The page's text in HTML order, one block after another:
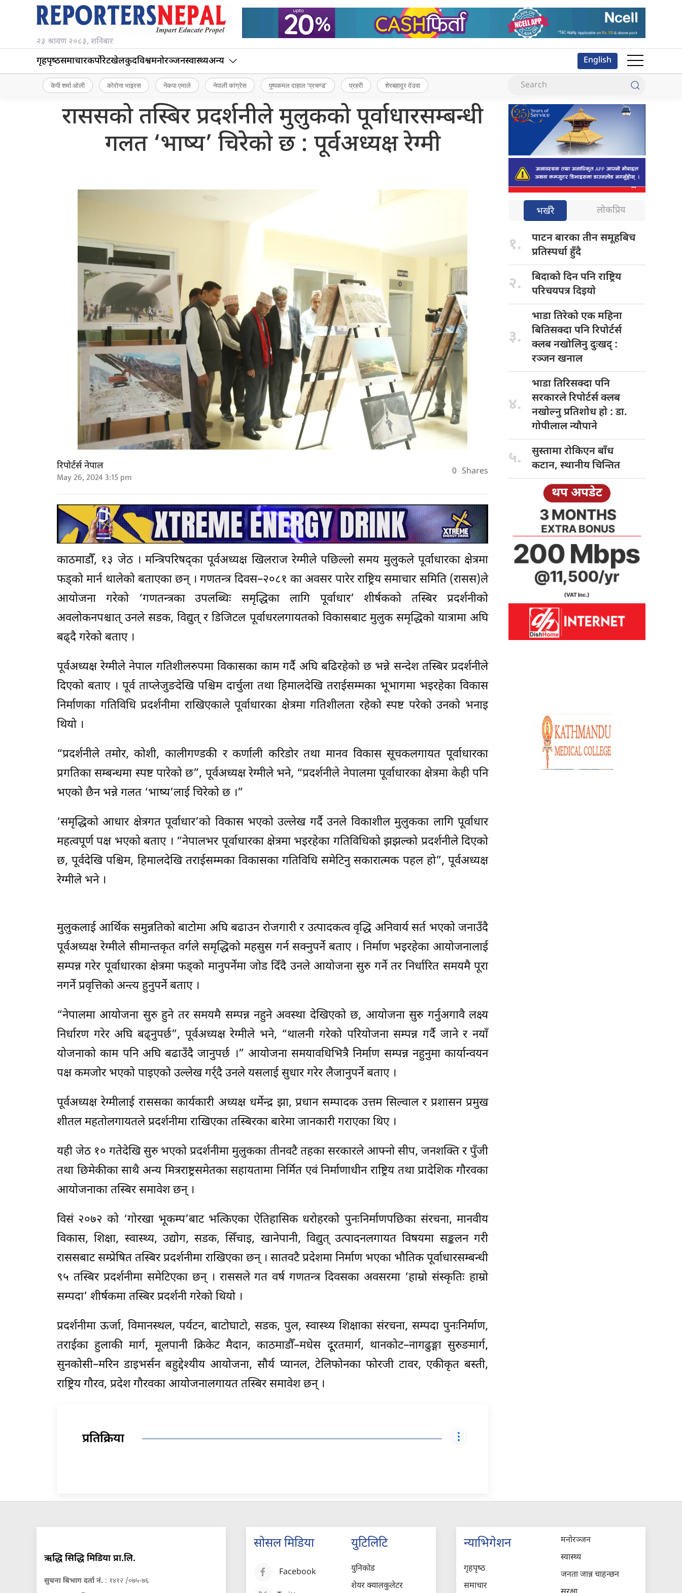
२३ श्रावण २०८३, शनिबार
गृहपृष्‍ठसमाचारकर्पोरेटखेलकुदविश्वमनोरञ्जनस्वास्थ्यअन्य English
केपी शर्मा ओली कोरोना भाइरस नेकपा एमाले नेपाली कांग्रेस पुष्पकमल दाहाल ‘प्रचण्ड’ प्रहरी शेरबहादुर देउवा
राससको तस्बिर प्रदर्शनीले मुलुकको पूर्वाधारसम्बन्धी
गलत ‘भाष्य’ चिरेको छ : पूर्वअध्यक्ष रेग्मी
रिपोर्टर्स नेपाल
May 26, 2024 3:15 pm 0 Shares
काठमाडौँ, १३ जेठ । मन्त्रिपरिषद्का पूर्वअध्यक्ष खिलराज रेग्मीले पछिल्लो समय मुलुकले पूर्वाधारका क्षेत्रमा
फड्को मार्न थालेको बताएका छन् । गणतन्त्र दिवस–२०८१ का अवसर पारेर राष्ट्रिय समाचार समिति (रासस)ले
आयोजना गरेको ‘गणतन्त्रका उपलब्धिः समृद्धिका लागि पूर्वाधार’ शीर्षकको तस्बिर प्रदर्शनीको
अवलोकनपश्चात् उनले सडक, विद्युत् र डिजिटल पूर्वाधरलगायतको विकासबाट मुलुक समृद्धिको यात्रामा अघि
बढ्दै गरेको बताए ।
पूर्वअध्यक्ष रेग्मीले नेपाल गतिशीलरुपमा विकासका काम गर्दै अघि बढिरहेको छ भन्ने सन्देश तस्बिर प्रदर्शनीले
दिएको बताए । पूर्व ताप्लेजुङदेखि पश्चिम दार्चुला तथा हिमालदेखि तराईसम्मका भूभागमा भइरहेका विकास
निर्माणका गतिविधि प्रदर्शनीमा राखिएकाले पूर्वाधारका क्षेत्रमा गतिशीलता रहेको स्पष्ट परेको उनको भनाइ
थियो ।
“प्रदर्शनीले तमोर, कोशी, कालीगण्डकी र कर्णाली करिडोर तथा मानव विकास सूचकलगायत पूर्वाधारका
प्रगतिका सम्बन्धमा स्पष्ट पारेको छ”, पूर्वअध्यक्ष रेग्मीले भने, “प्रदर्शनीले नेपालमा पूर्वाधारका क्षेत्रमा केही पनि
भएको छैन भन्ने गलत ‘भाष्य’लाई चिरेको छ ।”
‘समृद्धिको आधार क्षेत्रगत पूर्वाधार’को विकास भएको उल्लेख गर्दै उनले विकाशील मुलुकका लागि पूर्वाधार
महत्वपूर्ण पक्ष भएको बताए । “नेपालभर पूर्वाधारका क्षेत्रमा भइरहेका गतिविधिको झझल्को प्रदर्शनीले दिएको
छ, पूर्वदेखि पश्चिम, हिमालदेखि तराईसम्मका विकासका गतिविधि समेटिनु सकारात्मक पहल हो”, पूर्वअध्यक्ष
रेग्मीले भने ।
मुलुकलाई आर्थिक समुन्नतिको बाटोमा अघि बढाउन रोजगारी र उत्पादकत्व वृद्धि अनिवार्य सर्त भएको जनाउँदै
पूर्वअध्यक्ष रेग्मीले सीमान्तकृत वर्गले समृद्धिको महसुस गर्न सक्नुपर्ने बताए । निर्माण भइरहेका आयोजनालाई
सम्पन्न गरेर पूर्वाधारका क्षेत्रमा फड्को मानुपर्नेमा जोड दिँदै उनले आयोजना सुरु गर्ने तर निर्धारित समयमै पूरा
नगर्ने प्रवृत्तिको अन्त्य हुनुपर्ने बताए ।
“नेपालमा आयोजना सुरु हुने तर समयमै सम्पन्न नहुने अवस्था देखिएको छ, आयोजना सुरु गर्नुअगावै लक्ष्य
निर्धारण गरेर अघि बढ्नुपर्छ”, पूर्वअध्यक्ष रेग्मीले भने, “थालनी गरेको परियोजना सम्पन्न गर्दै जाने र नयाँ
योजनाको काम पनि अघि बढाउँदै जानुपर्छ ।” आयोजना समयावधिभित्रै निर्माण सम्पन्न नहुनुमा कार्यान्वयन
पक्ष कमजोर भएको पाइएको उल्लेख गर्र्दै उनले यसलाई सुधार गरेर लैजानुपर्ने बताए ।
पूर्वअध्यक्ष रेग्मीलाई राससका कार्यकारी अध्यक्ष धर्मेन्द्र झा, प्रधान सम्पादक उत्तम सिल्वाल र प्रशासन प्रमुख
शीतल महतोलगायतले प्रदर्शनीमा राखिएका तस्बिरका बारेमा जानकारी गराएका थिए ।
यही जेठ १० गतेदेखि सुरु भएको प्रदर्शनीमा मुलुकका तीनवटै तहका सरकारले आफ्नो सीप, जनशक्ति र पुँजी
तथा छिमेकीका साथै अन्य मित्रराष्ट्रसमेतका सहायतामा निर्मित एवं निर्माणाधीन राष्ट्रिय तथा प्रादेशिक गौरवका
आयोजनाका तस्बिर समावेश छन् ।
विसं २०७२ को ‘गोरखा भूकम्प’बाट भत्किएका ऐतिहासिक धरोहरकोे पुनःनिर्माणपछिका संरचना, मानवीय
विकास, शिक्षा, स्वास्थ्य, उद्योग, सडक, सिँचाइ, खानेपानी, विद्युत् उत्पादनलगायत विषयमा सङ्कलन गरी
राससबाट सम्प्रेषित तस्बिर प्रदर्शनीमा राखिएका छन् । सातवटै प्रदेशमा निर्माण भएका भौतिक पूर्वाधारसम्बन्धी
९५ तस्बिर प्रदर्शनीमा समेटिएका छन् । राससले गत वर्ष गणतन्त्र दिवसका अवसरमा ‘हाम्रो संस्कृतिः हाम्रो
सम्पदा’ शीर्षकमा तस्बिर प्रदर्शनी गरेको थियो ।
प्रदर्शनीमा ऊर्जा, विमानस्थल, पर्यटन, बाटोघाटो, सडक, पुल, स्वास्थ्य शिक्षाका संरचना, सम्पदा पुनःनिर्माण,
तराईका हुलाकी मार्ग, मूलपानी क्रिकेट मैदान, काठमाडौँ–मधेस दू्रतमार्ग, थानकोट–नागढुङ्गा सुरुङमार्ग,
सुनकोसी–मरिन डाइभर्सन बहुद्देश्यीय आयोजना, सौर्य प्यानल, टेलिफोनका फोरजी टावर, एकीकृत बस्ती,
राष्ट्रिय गौरव, प्रदेश गौरवका आयोजनालगायत तस्बिर समावेश छन् ।
प्रतिक्रिया
भर्खरै लोकप्रिय
१. पाटन बारकातीन समूहबिच
प्रतिस्पर्धा हुँदै
२. बिदाको दिनपनि राष्ट्रिय
परिचयपत्र दिइयाे
३.
भाडा तिरेकोएक महिना
बितिसक्दा पनि रिपोर्टर्स
क्लब नखोलिनु दुःखद् :
रञ्जन खनाल
४.
भाडा तिरिसक्दापनि
सरकारले रिपोर्टर्स क्लब
नखोल्नु प्रतिशोध हाे : डा‍‍‍.
गोपीलाल न्यौपाने
५. सुस्तामा रोकिएनबाँध
कटान, स्थानीय चिन्तित
थप अपडेट
ऋद्धि सिद्धि मिडिया प्रा.लि.
सुचना बिभाग दर्ता नं. : १४१२ /०७५-७६
सोसल मिडिया
Facebook
युटिलिटि
युनिकोड
शेयर क्यालकुलेटर
न्याभिगेशन
गृहपृष्‍ठ
समाचार
मनोरञ्जन
स्वास्थ्य
जनता जान्न चाहन्छन